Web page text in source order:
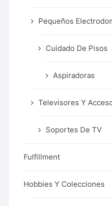
Pequeños
Cuidado De Pisos
Aspiradoras
Televisores Y
Soportes De TV
Fulfillment
Hobbies Y Colecciones